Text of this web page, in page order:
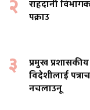
२
राहदानी
पक्राउ
३
प्रमुख
विदेशीलाई
नचलाउनू